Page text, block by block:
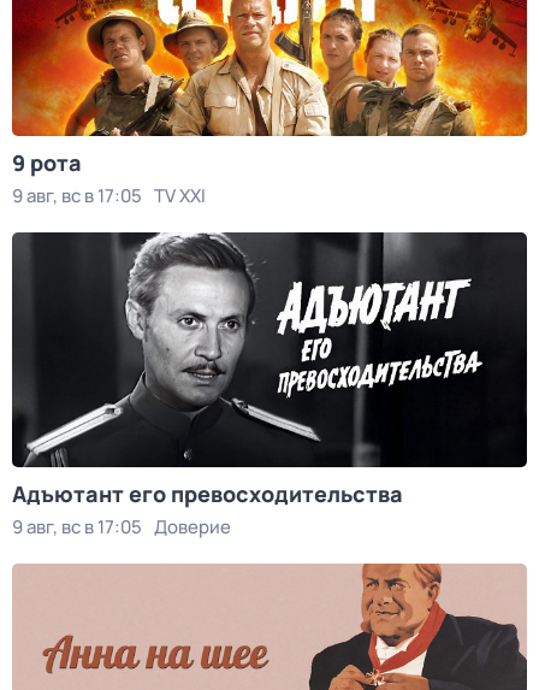
9 рота
9 авг, вс в 17:05 TV XXI
Адъютант его превосходительства
9 авг, вс в 17:05 Доверие